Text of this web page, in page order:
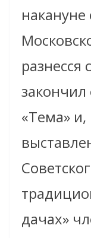
разнесся
закончил
«Тема»
дачах»